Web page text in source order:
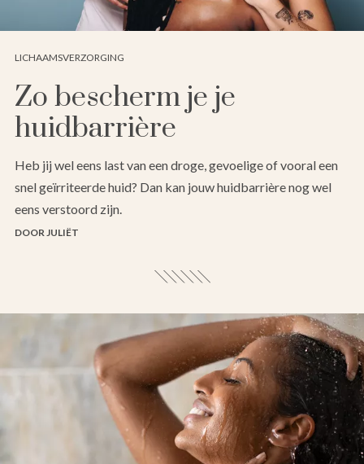
LICHAAMSVERZORGING
Zo bescherm je je
huidbarrière
Heb jij wel eens last van een droge, gevoelige of vooral een
snel geïrriteerde huid? Dan kan jouw huidbarrière nog wel
eens verstoord zijn.
DOOR JULIËT